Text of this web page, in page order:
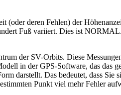
deren Fehlen) der
Fuß variiert. Dies ist NORMAL.
der SV-Orbits. Diese
in der GPS-Software, das
darstellt. Das bedeutet, dass
Punkt viel mehr Fehler